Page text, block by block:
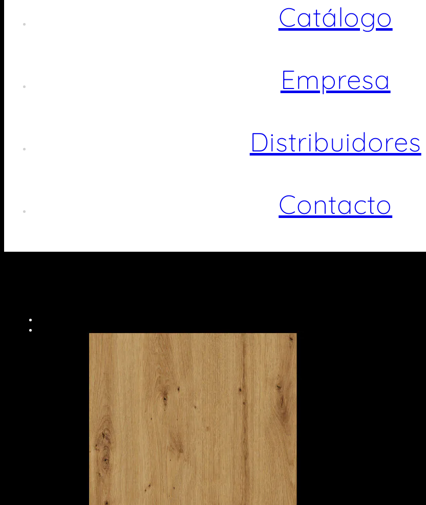
Catálogo
Empresa
Distribuidores
Contacto